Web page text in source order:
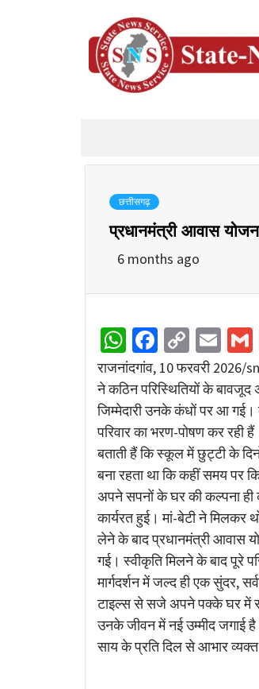
छत्तीसगढ़
प्रधानमंत्री आवास
6 months ago
WhatsApp
Facebook
Copy
Link
राजनांदगांव, 10 फरवरी 2026/
ने कठिन परिस्थितियों के बावजूद
जिम्मेदारी उनके कंधों पर आ
परिवार का भरण-पोषण कर रही
बताती हैं कि स्कूल में छुट्टी के
बना रहता था कि कहीं समय पर
अपने सपनों के घर की कल्पना ही
कार्यरत हुई। मां-बेटी ने मिलकर
लेने के बाद प्रधानमंत्री आवास
गई। स्वीकृति मिलने के बाद पूरे
मार्गदर्शन में जल्द ही एक सुंदर,
टाइल्स से सजे अपने पक्के घर में
उनके जीवन में नई उम्मीद जगाई
साय के प्रति दिल से आभार व्यक्त